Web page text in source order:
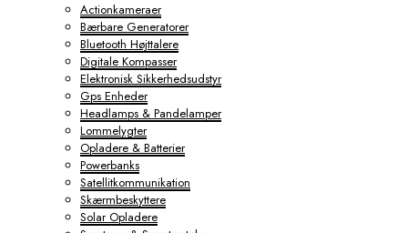
Actionkameraer
Bærbare Generatorer
Bluetooth Højttalere
Digitale Kompasser
Elektronisk Sikkerhedsudstyr
Gps Enheder
Headlamps & Pandelamper
Lommelygter
Opladere & Batterier
Powerbanks
Satellitkommunikation
Skærmbeskyttere
Solar Opladere